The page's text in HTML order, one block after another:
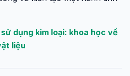
dụng kim loại: khoa học về
liệu